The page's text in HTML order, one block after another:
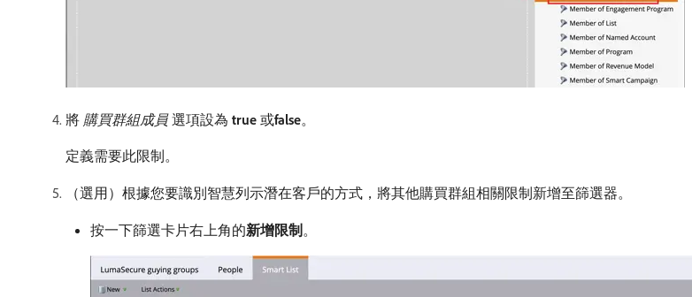
將​ 購買群組成員​選項設為​ true ​或​false。
定義需要此限制。
（選用）根據您要識別智慧列示潛在客戶的方式，將其他購買群組相關限制新增至篩選器。
按一下篩選卡片右上角的​新增限制 。